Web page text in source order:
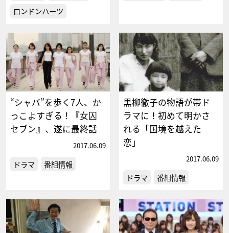
ロンドンハーツ
“シャバ”を歩く7人、か
っこよすぎる！『女囚
セブン』、遂に最終話
2017.06.09
ドラマ 番組情報
黒柳徹子の物語が帯ド
ラマに！初めて明かさ
れる「国境を越えた
恋」
2017.06.09
ドラマ 番組情報